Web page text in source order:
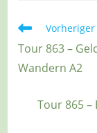
Weitere
ansehen
Tour 863 –
Wandern A2
Tour 865 –